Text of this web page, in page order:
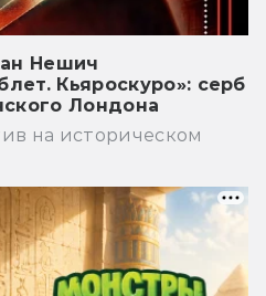
Нешич
Кьяроскуро»: серб
Лондона
на историческом